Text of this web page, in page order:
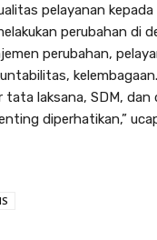
pelayanan kepada
perubahan di
perubahan,
laksana, SDM, dan
diperhatikan,”